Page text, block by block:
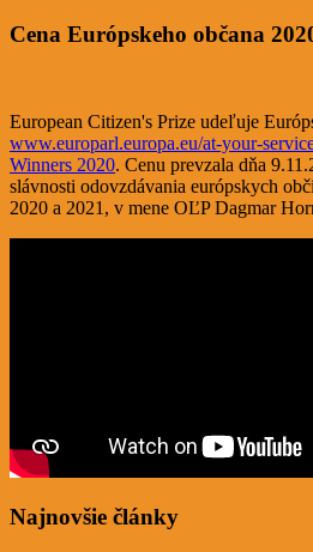
Cena Európskeho občana
European Citizen's Prize udeľuje
www.europarl.europa.eu/at-your-
Winners 2020. Cenu prevzala dňa
slávnosti odovzdávania európskych
2020 a 2021, v mene OĽP Dagmar
Najnovšie články